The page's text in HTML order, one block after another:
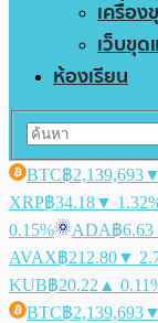
เครื่อง
เว็บขุ
ห้องเรียน
BTC฿2,139,693
XRP฿34.18▼
0.15%
ADA฿6.63
AVAX฿212.80▼
KUB฿20.22 ▲
BTC฿2,139,693